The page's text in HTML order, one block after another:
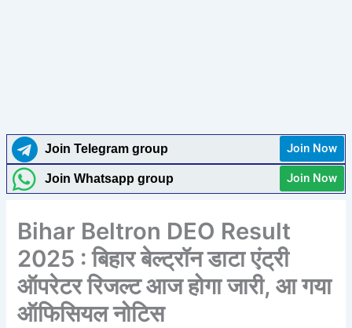
Join Telegram group Join Now
Join Whatsapp group Join Now
Bihar Beltron DEO Result
2025 : बिहार बेल्ट्रॉन डाटा एंट्री
ऑपरेटर रिजल्ट आज होगा जारी, आ गया
ऑफिसियल नोटिस